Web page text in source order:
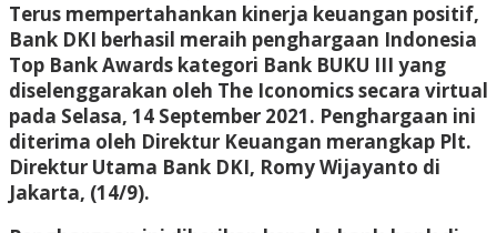
Terus mempertahankan kinerja keuangan positif,
Bank DKI berhasil meraih penghargaan Indonesia
Top Bank Awards kategori Bank BUKU III yang
diselenggarakan oleh The Iconomics secara virtual
pada Selasa, 14 September 2021. Penghargaan ini
diterima oleh Direktur Keuangan merangkap Plt.
Direktur Utama Bank DKI, Romy Wijayanto di
Jakarta, (14/9).